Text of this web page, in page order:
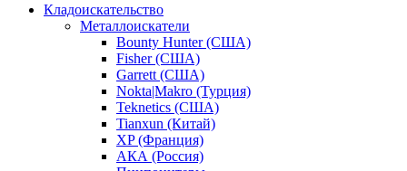
Кладоискательство
Металлоискатели
Bounty Hunter (США)
Fisher (США)
Garrett (США)
Nokta|Makro (Турция)
Teknetics (США)
Tianxun (Китай)
XP (Франция)
АКА (Россия)